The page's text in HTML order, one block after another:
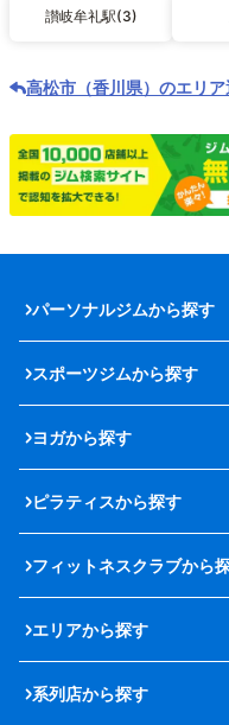
讃岐牟礼駅(3)
高松市（香川県）のエリ
パーソナルジムから探す
スポーツジムから探す
ヨガから探す
ピラティスから探す
フィットネスクラブから
エリアから探す
系列店から探す